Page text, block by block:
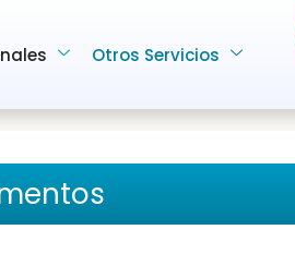
Otros Servicios